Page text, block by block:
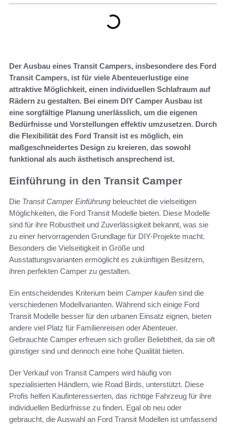
Der Ausbau eines Transit Campers, insbesondere des Ford
Transit Campers, ist für viele Abenteuerlustige eine
attraktive Möglichkeit, einen individuellen Schlafraum auf
Rädern zu gestalten. Bei einem DIY Camper Ausbau ist
eine sorgfältige Planung unerlässlich, um die eigenen
Bedürfnisse und Vorstellungen effektiv umzusetzen. Durch
die Flexibilität des Ford Transit ist es möglich, ein
maßgeschneidertes Design zu kreieren, das sowohl
funktional als auch ästhetisch ansprechend ist.
Einführung in den Transit Camper
Die Transit Camper Einführung beleuchtet die vielseitigen
Möglichkeiten, die Ford Transit Modelle bieten. Diese Modelle
sind für ihre Robustheit und Zuverlässigkeit bekannt, was sie
zu einer hervorragenden Grundlage für DIY-Projekte macht.
Besonders die Vielseitigkeit in Größe und
Ausstattungsvarianten ermöglicht es zukünftigen Besitzern,
ihren perfekten Camper zu gestalten.
Ein entscheidendes Kriterium beim Camper kaufen sind die
verschiedenen Modellvarianten. Während sich einige Ford
Transit Modelle besser für den urbanen Einsatz eignen, bieten
andere viel Platz für Familienreisen oder Abenteuer.
Gebrauchte Camper erfreuen sich großer Beliebtheit, da sie oft
günstiger sind und dennoch eine hohe Qualität bieten.
Der Verkauf von Transit Campers wird häufig von
spezialisierten Händlern, wie Road Birds, unterstützt. Diese
Profis helfen Kaufinteressierten, das richtige Fahrzeug für ihre
individuellen Bedürfnisse zu finden. Egal ob neu oder
gebraucht, die Auswahl an Ford Transit Modellen ist umfassend